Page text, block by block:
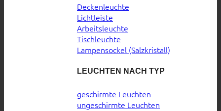
Deckenleuchte
Lichtleiste
Arbeitsleuchte
Tischleuchte
Lampensockel (Salzkristall)
LEUCHTEN NACH TYP
geschirmte Leuchten
ungeschirmte Leuchten